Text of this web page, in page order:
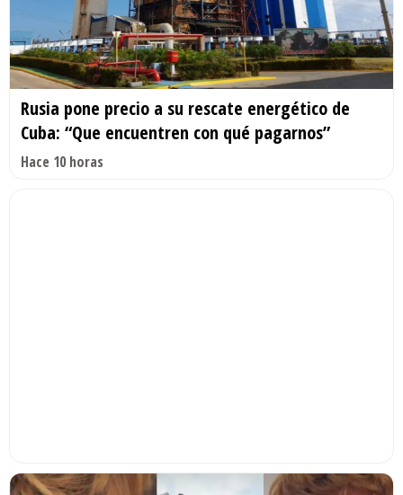
Rusia pone precio a su rescate energético de
Cuba: “Que encuentren con qué pagarnos”
Hace 10 horas